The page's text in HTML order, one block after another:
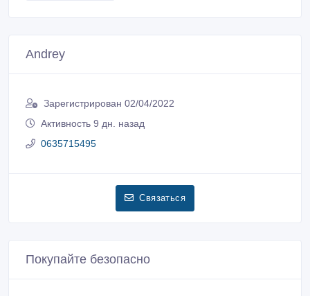
Andrey
Зарегистрирован 02/04/2022
Активность 9 дн. назад
0635715495
Связаться
Покупайте безопасно